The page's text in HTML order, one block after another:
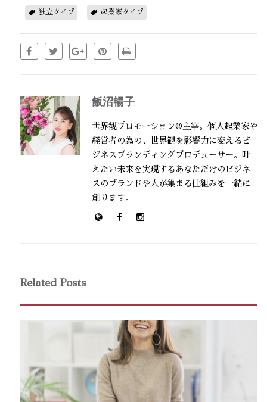
独立タイプ 起業家タイプ
飯沼暢子
世界観プロモーション®主宰。個人起業家や
経営者の為の、世界観を影響力に変えるビ
ジネスブランディングプロデューサー。叶
えたい未来を実現するあなただけのビジネ
スのブランドや人が集まる仕組みを一緒に
創ります。
Related Posts